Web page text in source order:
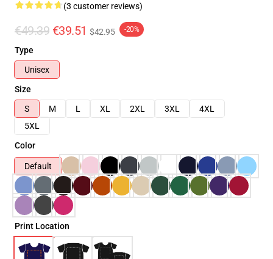
(3 customer reviews)
€49.39 €39.51 $42.95 -20%
Type
Unisex
Size
S
M L XL 2XL 3XL
4XL
5XL
Color
Default
Print Location